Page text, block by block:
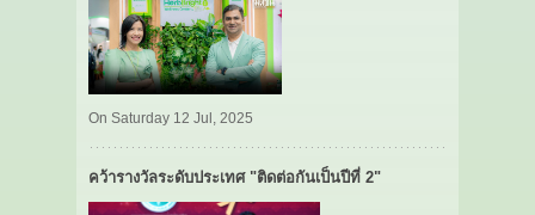
On Saturday 12 Jul, 2025
คว้ารางวัลระดับประเทศ "ติดต่อกันเป็นปีที่ 2"